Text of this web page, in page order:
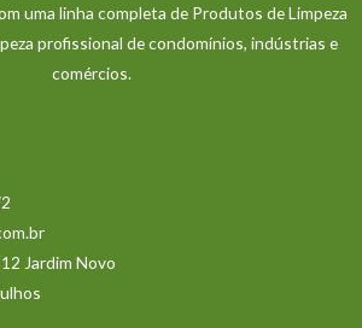
uma linha completa de Produtos de Limpeza
profissional de condomínios, indústrias e
comércios.
Jardim Novo